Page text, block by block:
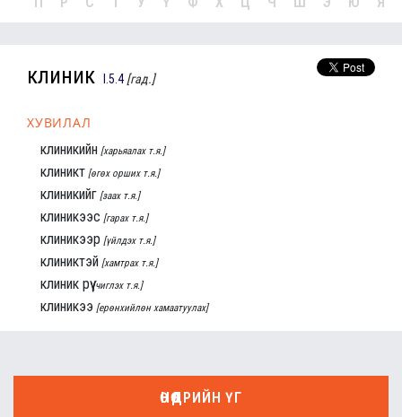
клиник I.5.4 [гад.]
ХУВИЛАЛ
клиникийн [харьяалах т.я.]
клиникт [өгөх орших т.я.]
клиникийг [заах т.я.]
клиникээс [гарах т.я.]
клиникээр [үйлдэх т.я.]
клиниктэй [хамтрах т.я.]
клиник рүү [чиглэх т.я.]
клиникээ [ерөнхийлөн хамаатуулах]
ӨНӨӨДРИЙН ҮГ